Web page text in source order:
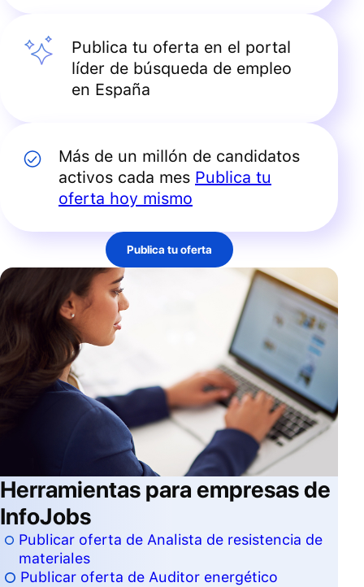
Publica tu oferta en el portal
líder de búsqueda de empleo
en España
Más de un millón de candidatos
activos cada mes Publica tu
oferta hoy mismo
Publica tu oferta
Herramientas para empresas de
InfoJobs
Publicar oferta de Analista de resistencia de
materiales
Publicar oferta de Auditor energético